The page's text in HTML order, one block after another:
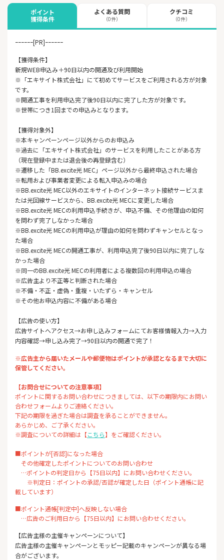
ポイント
獲得条件
よくある質問
（0件）
クチコミ
（0件）
ｰｰｰｰｰｰ[PR]ｰｰｰｰｰｰ
【獲得条件】
新規WEB申込み＋90日以内の開通及び利用開始
※「エキサイト株式会社」にて初めてサービスをご利用される方が対象
です。
※開通工事を利用申込完了後90日以内に完了した方が対象です。
※世帯につき1回までの申込みとなります。
【獲得対象外】
※本キャンペーンページ以外からのお申込み
※過去に「エキサイト株式会社」のサービスを利用したことがある方
（現在登録中または退会後の再登録含む）
※遷移した「BB.excite光 MEC」ページ以外から最終申込された場合
※転用および事業者変更による転入申込みの場合
※BB.excite光 MEC以外のエキサイトのインターネット接続サービスま
たは光回線サービスから、BB.excite光 MECに変更した場合
※BB.excite光 MECの利用申込手続きが、申込不備、その他理由の如何
を問わず完了しなかった場合
※BB.excite光 MECの利用申込が理由の如何を問わずキャンセルとなっ
た場合
※BB.excite光 MECの開通工事が、利用申込完了後90日以内に完了しな
かった場合
※同一のBB.excite光 MECの利用者による複数回の利用申込の場合
※広告主より不正等と判断された場合
※不備・不正・虚偽・重複・いたずら・キャンセル
※その他お申込内容に不備がある場合
【広告の使い方】
広告サイトへアクセス→お申し込みフォームにてお客様情報入力→入力
内容確認→申し込み完了→90日以内の開通で完了！
※広告主から届いたメールや郵便物はポイントが承認となるまで大切に
保管してください。
【お問合せについての注意事項】
ポイントに関するお問い合わせにつきましては、以下の期限内にお問い
合わせフォームよりご連絡ください。
下記の期限を過ぎた場合は調査を承ることができません。
あらかじめ、ご了承ください。
※調査についての詳細は【こちら】をご確認ください。
■ポイントが[否認]になった場合
その他確定したポイントについてのお問い合わせ
…ポイントの判定日から【75日以内】にお問い合わせください。
※判定日：ポイントの承認/否認が確定した日（ポイント通帳に記
載しています）
■ポイント通帳[判定中]へ反映しない場合
…広告のご利用日から【75日以内】にお問い合わせください。
【広告主様の主催キャンペーンについて】
広告主様の主催キャンペーンとモッピー記載のキャンペーンが異なる場
合がございます。